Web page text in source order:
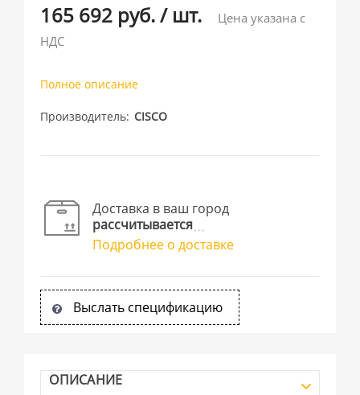
165 692 руб./ шт.
Цена указана с
НДС
Полное описание
Производитель CISCO
Доставка в ваш город
рассчитывается
Подробнее о доставке
Выслать спецификацию
ОПИСАНИЕ